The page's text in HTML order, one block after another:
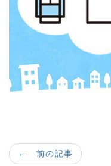
← 前の記事